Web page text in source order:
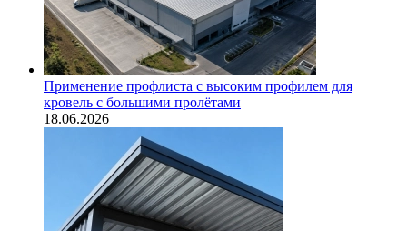
Применение профлиста с высоким профилем для
кровель с большими пролётами
18.06.2026